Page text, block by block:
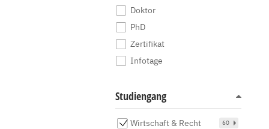
Doktor
PhD
Zertifikat
Infotage
Studiengang
Wirtschaft & Recht 60